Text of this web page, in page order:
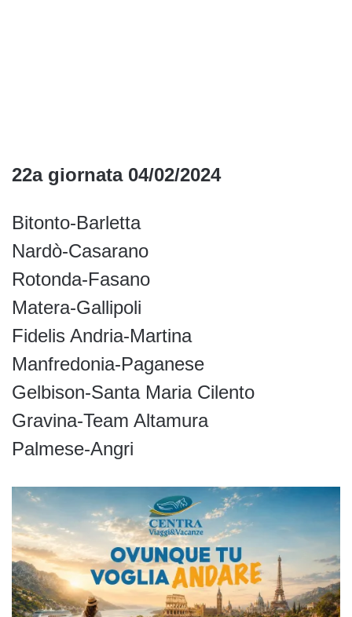
22a giornata 04/02/2024
Bitonto-Barletta
Nardò-Casarano
Rotonda-Fasano
Matera-Gallipoli
Fidelis Andria-Martina
Manfredonia-Paganese
Gelbison-Santa Maria Cilento
Gravina-Team Altamura
Palmese-Angri